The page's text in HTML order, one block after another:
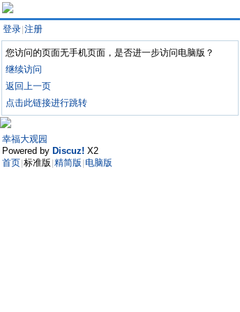
登录 注册
您访问的页面无手机页面，是否进一步访问电脑版？
继续访问
返回上一页
点击此链接进行跳转
幸福大观园
Powered by Discuz! X2
首页 标准版 精简版 电脑版